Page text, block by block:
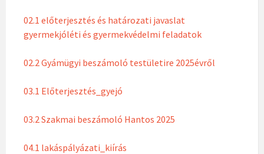
02.1 előterjesztés és határozati javaslat
gyermekjóléti és gyermekvédelmi feladatok
02.2 Gyámügyi beszámoló testületire 2025évről
03.1 Előterjesztés_gyejó
03.2 Szakmai beszámoló Hantos 2025
04.1 lakáspályázati_kiírás